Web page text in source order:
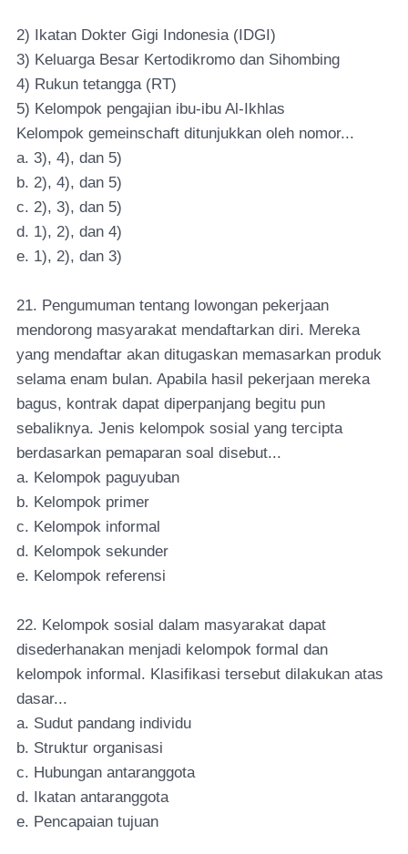
2) Ikatan Dokter Gigi Indonesia (IDGI)
3) Keluarga Besar Kertodikromo dan Sihombing
4) Rukun tetangga (RT)
5) Kelompok pengajian ibu-ibu Al-Ikhlas
Kelompok gemeinschaft ditunjukkan oleh nomor...
a. 3), 4), dan 5)
b. 2), 4), dan 5)
c. 2), 3), dan 5)
d. 1), 2), dan 4)
e. 1), 2), dan 3)
21. Pengumuman tentang lowongan pekerjaan
mendorong masyarakat mendaftarkan diri. Mereka
yang mendaftar akan ditugaskan memasarkan produk
selama enam bulan. Apabila hasil pekerjaan mereka
bagus, kontrak dapat diperpanjang begitu pun
sebaliknya. Jenis kelompok sosial yang tercipta
berdasarkan pemaparan soal disebut...
a. Kelompok paguyuban
b. Kelompok primer
c. Kelompok informal
d. Kelompok sekunder
e. Kelompok referensi
22. Kelompok sosial dalam masyarakat dapat
disederhanakan menjadi kelompok formal dan
kelompok informal. Klasifikasi tersebut dilakukan atas
dasar...
a. Sudut pandang individu
b. Struktur organisasi
c. Hubungan antaranggota
d. Ikatan antaranggota
e. Pencapaian tujuan